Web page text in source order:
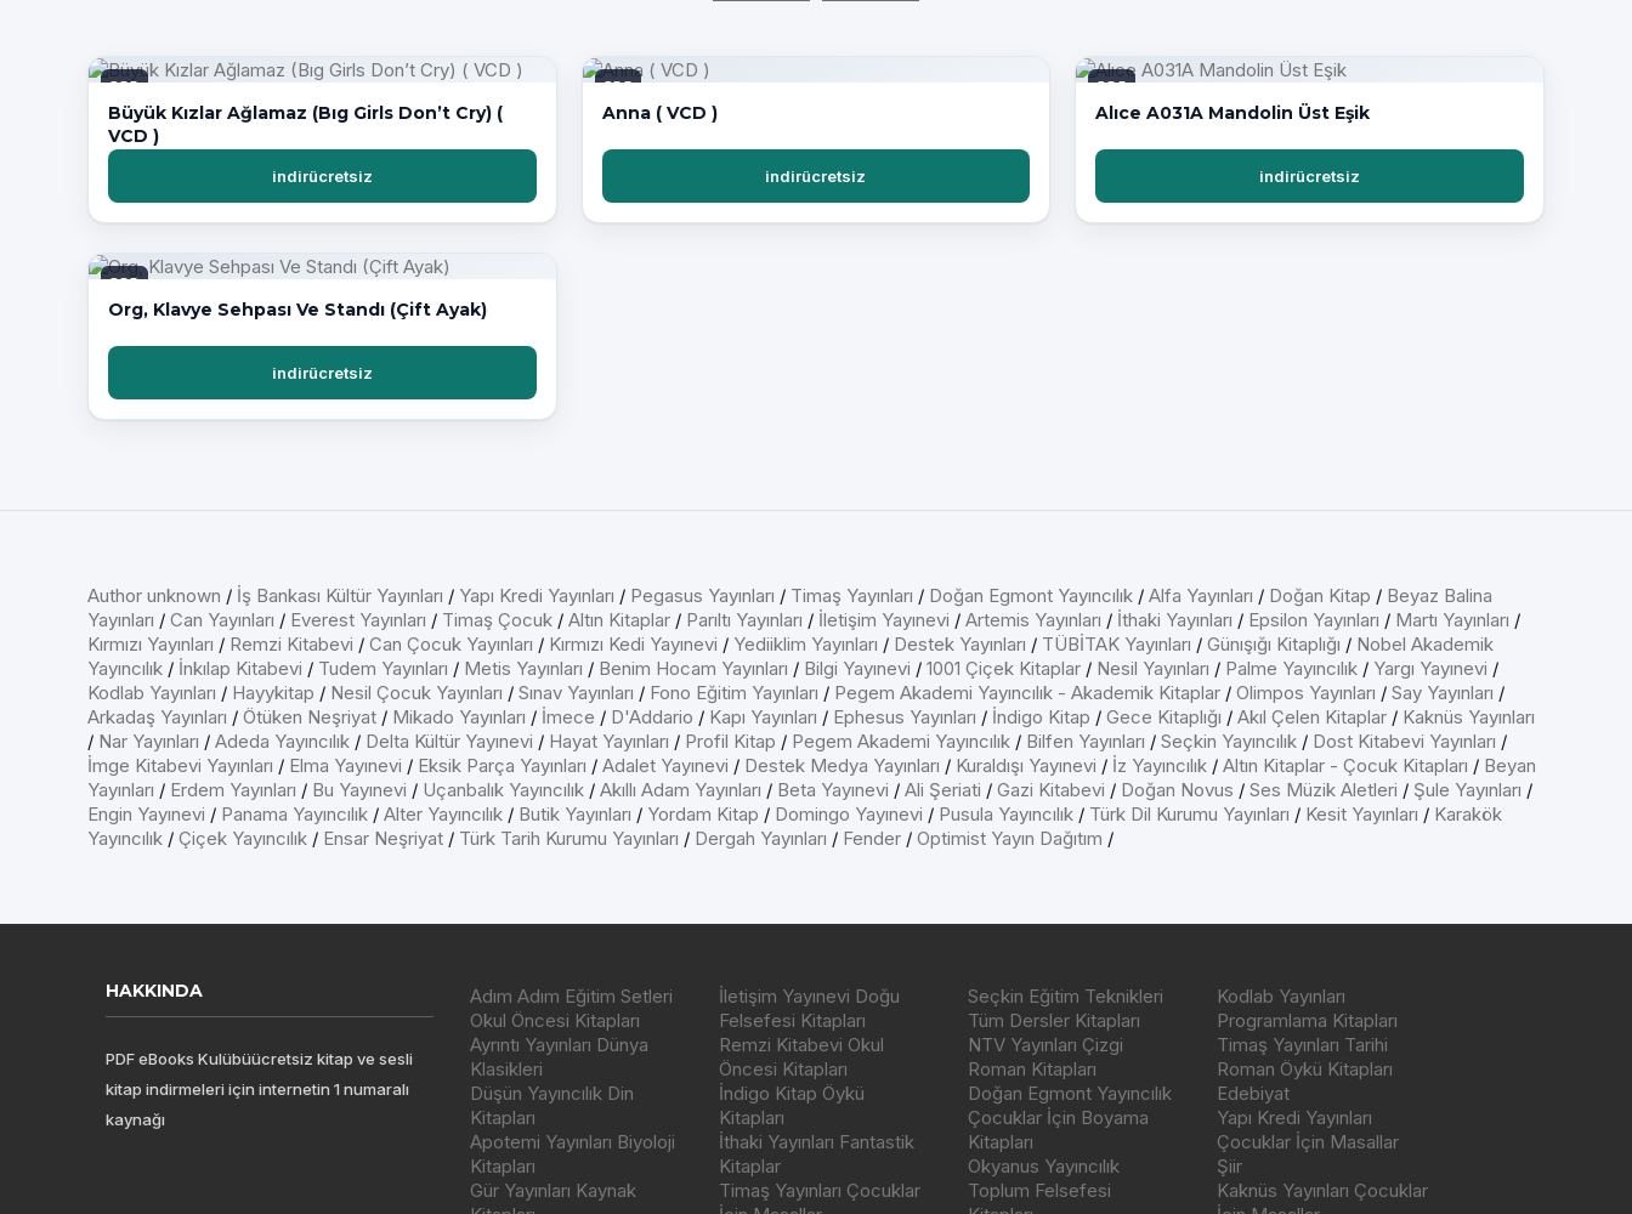
PDF
Büyük Kızlar Ağlamaz (Bıg Girls Don’t Cry) (
VCD )
indirücretsiz
PDF
Anna ( VCD )
indirücretsiz
PDF
Alıce A031A Mandolin Üst Eşik
indirücretsiz
PDF
Org, Klavye Sehpası Ve Standı (Çift Ayak)
indirücretsiz
Author unknown / İş Bankası Kültür Yayınları / Yapı Kredi Yayınları / Pegasus Yayınları / Timaş Yayınları / Doğan Egmont Yayıncılık / Alfa Yayınları / Doğan Kitap / Beyaz Balina
Yayınları / Can Yayınları / Everest Yayınları / Timaş Çocuk / Altın Kitaplar / Parıltı Yayınları / İletişim Yayınevi / Artemis Yayınları / İthaki Yayınları / Epsilon Yayınları / Martı Yayınları /
Kırmızı Yayınları / Remzi Kitabevi / Can Çocuk Yayınları / Kırmızı Kedi Yayınevi / Yediiklim Yayınları / Destek Yayınları / TÜBİTAK Yayınları / Günışığı Kitaplığı / Nobel Akademik
Yayıncılık / İnkılap Kitabevi / Tudem Yayınları / Metis Yayınları / Benim Hocam Yayınları / Bilgi Yayınevi / 1001 Çiçek Kitaplar / Nesil Yayınları / Palme Yayıncılık / Yargı Yayınevi /
Kodlab Yayınları / Hayykitap / Nesil Çocuk Yayınları / Sınav Yayınları / Fono Eğitim Yayınları / Pegem Akademi Yayıncılık - Akademik Kitaplar / Olimpos Yayınları / Say Yayınları /
Arkadaş Yayınları / Ötüken Neşriyat / Mikado Yayınları / İmece / D'Addario / Kapı Yayınları / Ephesus Yayınları / İndigo Kitap / Gece Kitaplığı / Akıl Çelen Kitaplar / Kaknüs Yayınları
/ Nar Yayınları / Adeda Yayıncılık / Delta Kültür Yayınevi / Hayat Yayınları / Profil Kitap / Pegem Akademi Yayıncılık / Bilfen Yayınları / Seçkin Yayıncılık / Dost Kitabevi Yayınları /
İmge Kitabevi Yayınları / Elma Yayınevi / Eksik Parça Yayınları / Adalet Yayınevi / Destek Medya Yayınları / Kuraldışı Yayınevi / İz Yayıncılık / Altın Kitaplar - Çocuk Kitapları / Beyan
Yayınları / Erdem Yayınları / Bu Yayınevi / Uçanbalık Yayıncılık / Akıllı Adam Yayınları / Beta Yayınevi / Ali Şeriati / Gazi Kitabevi / Doğan Novus / Ses Müzik Aletleri / Şule Yayınları /
Engin Yayınevi / Panama Yayıncılık / Alter Yayıncılık / Butik Yayınları / Yordam Kitap / Domingo Yayınevi / Pusula Yayıncılık / Türk Dil Kurumu Yayınları / Kesit Yayınları / Karakök
Yayıncılık / Çiçek Yayıncılık / Ensar Neşriyat / Türk Tarih Kurumu Yayınları / Dergah Yayınları / Fender / Optimist Yayın Dağıtım /
HAKKINDA
PDF eBooks Kulübüücretsiz kitap ve sesli
kitap indirmeleri için internetin 1 numaralı
kaynağı
Adım Adım Eğitim Setleri
Okul Öncesi Kitapları
Ayrıntı Yayınları Dünya
Klasikleri
Düşün Yayıncılık Din
Kitapları
Apotemi Yayınları Biyoloji
Kitapları
Gür Yayınları Kaynak
İletişim Yayınevi Doğu
Felsefesi Kitapları
Remzi Kitabevi Okul
Öncesi Kitapları
İndigo Kitap Öykü
Kitapları
İthaki Yayınları Fantastik
Kitaplar
Timaş Yayınları Çocuklar
Seçkin Eğitim Teknikleri
Tüm Dersler Kitapları
NTV Yayınları Çizgi
Roman Kitapları
Doğan Egmont Yayıncılık
Çocuklar İçin Boyama
Kitapları
Okyanus Yayıncılık
Toplum Felsefesi
Kodlab Yayınları
Programlama Kitapları
Timaş Yayınları Tarihi
Roman Öykü Kitapları
Edebiyat
Yapı Kredi Yayınları
Çocuklar İçin Masallar
Şiir
Kaknüs Yayınları Çocuklar